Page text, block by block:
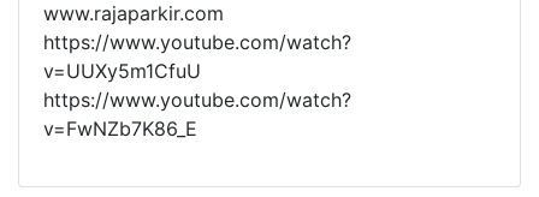
www.rajaparkir.com
https://www.youtube.com/watch?
v=UUXy5m1CfuU
https://www.youtube.com/watch?
v=FwNZb7K86_E